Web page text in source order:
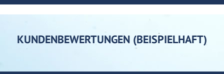
KUNDENBEWERTUNGEN (BEISPIELHAFT)